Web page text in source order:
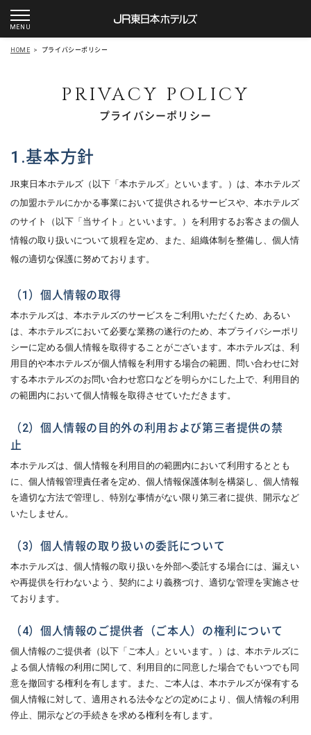
HOME > プライバシーポリシー
プライバシーポリシー
1.基本方針
JR東日本ホテルズ（以下「本ホテルズ」といいます。）は、本ホテルズ
の加盟ホテルにかかる事業において提供されるサービスや、本ホテルズ
のサイト（以下「当サイト」といいます。）を利用するお客さまの個人
情報の取り扱いについて規程を定め、また、組織体制を整備し、個人情
報の適切な保護に努めております。
（1）個人情報の取得
本ホテルズは、本ホテルズのサービスをご利用いただくため、あるい
は、本ホテルズにおいて必要な業務の遂行のため、本プライバシーポリ
シーに定める個人情報を取得することがございます。本ホテルズは、利
用目的や本ホテルズが個人情報を利用する場合の範囲、問い合わせに対
する本ホテルズのお問い合わせ窓口などを明らかにした上で、利用目的
の範囲内において個人情報を取得させていただきます。
（2）個人情報の目的外の利用および第三者提供の禁
止
本ホテルズは、個人情報を利用目的の範囲内において利用するととも
に、個人情報管理責任者を定め、個人情報保護体制を構築し、個人情報
を適切な方法で管理し、特別な事情がない限り第三者に提供、開示など
いたしません。
（3）個人情報の取り扱いの委託について
本ホテルズは、個人情報の取り扱いを外部へ委託する場合には、漏えい
や再提供を行わないよう、契約により義務づけ、適切な管理を実施させ
ております。
（4）個人情報のご提供者（ご本人）の権利について
個人情報のご提供者（以下「ご本人」といいます。）は、本ホテルズに
よる個人情報の利用に関して、利用目的に同意した場合でもいつでも同
意を撤回する権利を有します。また、ご本人は、本ホテルズが保有する
個人情報に対して、適用される法令などの定めにより、個人情報の利用
停止、開示などの手続きを求める権利を有します。